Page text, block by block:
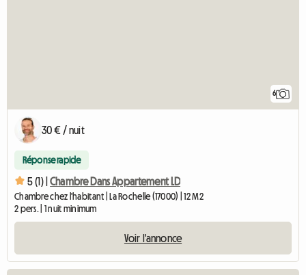
6
30 € / nuit
Réponse rapide
5 (1) | Chambre Dans Appartement LD
Chambre chez l'habitant | La Rochelle (17000) | 12 M2
2 pers. | 1 nuit minimum
Voir l'annonce